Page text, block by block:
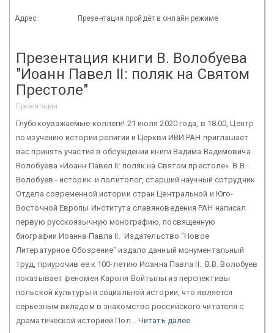
Адрес: Презентация пройдёт в онлайн режиме
Презентация книги В. Волобуева
"Иоанн Павел II: поляк на Святом
Престоле"
Презентации
Глубокоуважаемые коллеги! 21 июля 2020 года, в 18.00, Центр
по изучению истории религии и Церкви ИВИ РАН приглашает
вас принять участие в обсуждении книги Вадима Вадимовича
Волобуева «Иоанн Павел II: поляк на Святом престоле». В.В.
Волобуев - историк и политолог, старший научный сотрудник
Отдела современной истории стран Центральной и Юго-
Восточной Европы Института славяноведения РАН написал
первую русскоязычную монографию, посвященную
биографии Иоанна Павла II. Издательство "Новое
Литературное Обозрение" издало данный монументальный
труд, приурочив ее к 100-летию Иоанна Павла II. В.В. Волобуев
показывает феномен Кароля Войтылы из перспективы
польской культуры и социальной истории, что является
серьезным вкладом в знакомство российского читателя с
драматической историей Пол... Читать далее